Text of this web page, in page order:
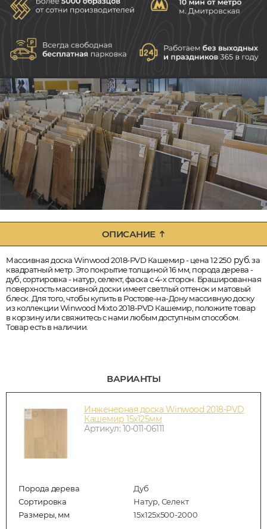
ОПИСАНИЕ
Массивная доска Winwood 2018-PVD Кашемир - цена 12 250 руб.за
квадратный метр. Это покрытие толщиной 16 мм, порода дерева -
дуб, сортировка - натур, селект, фаска с 4-х сторон. Брашированная
поверхность массивной доски имеет светлый оттенок и матовый
блеск. Для того, чтобы купить в Ростове-на-Дону массивную доску
из коллекции Winwood Mixto 2018-PVD Кашемир, положите товар
в корзину или свяжитесь с нами любым доступным способом.
Товар есть в наличии.
ВАРИАНТЫ
Инженерная доска Winwood 2018-PVD
Кашемир 15х125мм
Артикул: 10-011-06111
Порода дерева
Дуб
Сортировка
Натур, Селект
Размеры, мм
15х125х500-2000